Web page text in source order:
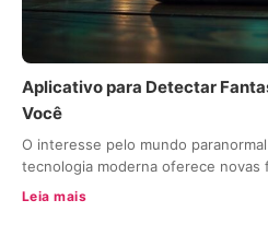
Aplicativo para Detectar
Você
O interesse pelo mundo
tecnologia moderna oferece novas
Leia mais